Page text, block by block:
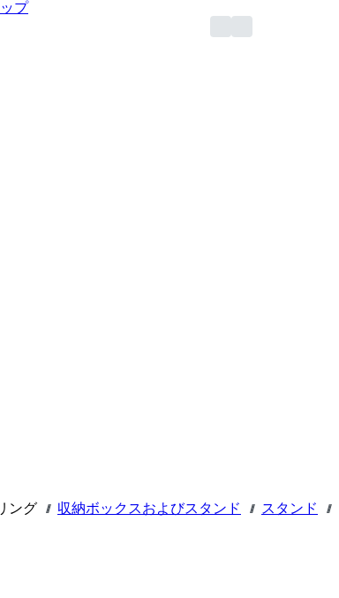
プ
ング /// 収納ボックスおよびスタンド /// スタンド ///